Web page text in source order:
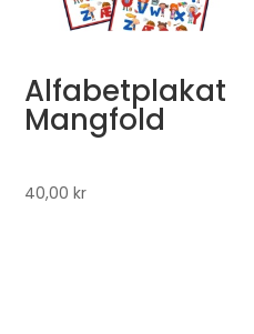
Alfabetplakat
Mangfold
40,00kr